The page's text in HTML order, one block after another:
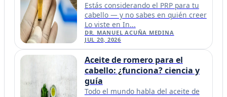
Estás considerando el PRP para tu
cabello — y no sabes en quién creer
Lo viste en In...
DR. MANUEL ACUÑA MEDINA
JUL 20, 2026
Aceite de romero para el
cabello: ¿funciona? ciencia y
guía
Todo el mundo habla del aceite de